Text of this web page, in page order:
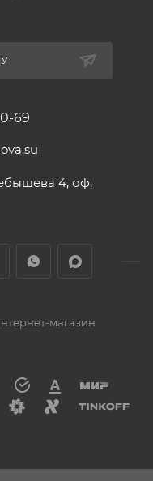
69
4, оф.
магазин